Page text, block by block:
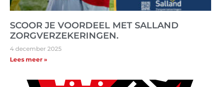
SCOOR JE VOORDEEL MET SALLAND
ZORGVERZEKERINGEN.
4 december 2025
Lees meer »